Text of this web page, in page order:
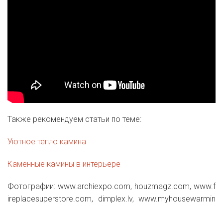
Также рекомендуем статьи по теме:
Уютное тепло камина
Каменные камины в интерьере
Фотографии: www.archiexpo.com, houzmagz.com, www.f
ireplacesuperstore.com, dimplex.lv, www.myhousewarmin